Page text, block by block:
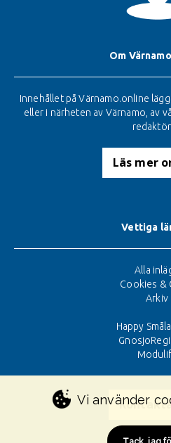
Om
Innehållet på Värnamo.online
eller i närheten av Värnamo, av
Läs mer
Vettiga
Alla
Cookies &
Arkiv
Happy
Vi använder